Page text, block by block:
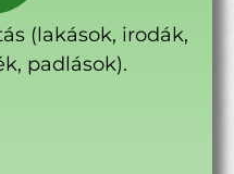
(lakások, irodák,
padlások).